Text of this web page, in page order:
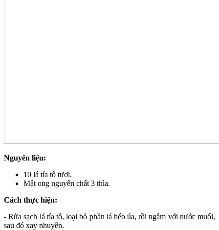
Nguyên liệu:
10 lá tía tô tươi.
Mật ong nguyên chất 3 thìa.
Cách thực hiện:
- Rửa sạch lá tía tô, loại bỏ phần lá héo úa, rồi ngâm với nước muối,
sau đó xay nhuyễn.